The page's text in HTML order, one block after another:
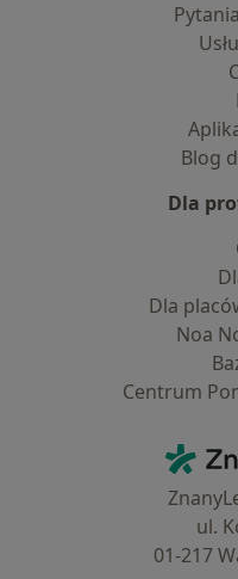
Blog
Dla
Dla
Noa
Centrum
ul.
01-217